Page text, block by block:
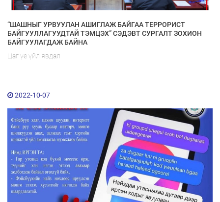
“ШАШНЫГ УРВУУЛАН АШИГЛАЖ БАЙГАА ТЕРРОРИСТ
БАЙГУУЛЛАГУУДТАЙ ТЭМЦЭХ” СЭДЭВТ СУРГАЛТ ЗОХИОН
БАЙГУУЛАГДАЖ БАЙНА
Цаг үе үйл явдал
2022-10-07